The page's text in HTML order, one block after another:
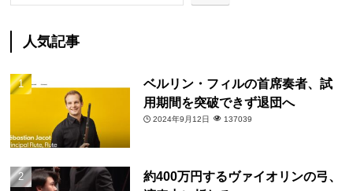
人気記事
ベルリン・フィルの首席奏者、試
用期間を突破できず退団へ
2024年9月12日 137039
約400万円するヴァイオリンの弓、